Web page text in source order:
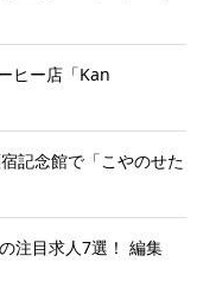
ヒー店「Kan
記念館で「こやのせた
注目求人7選！ 編集